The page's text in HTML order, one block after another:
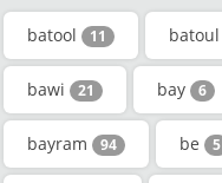
batool 11 batoul
bawi 21 bay 6
bayram 94 be 5